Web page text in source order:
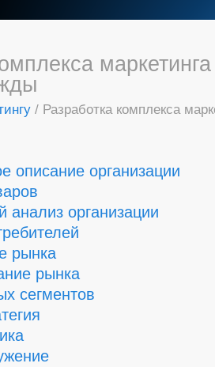
/ Разработка комплекса
описание организации
анализ организации
рынка
рынка
сегментов